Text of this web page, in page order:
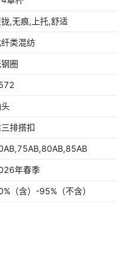
,无痕,上托,舒适
类混纺
圈
排搭扣
年春季
（含）-95%（不含）